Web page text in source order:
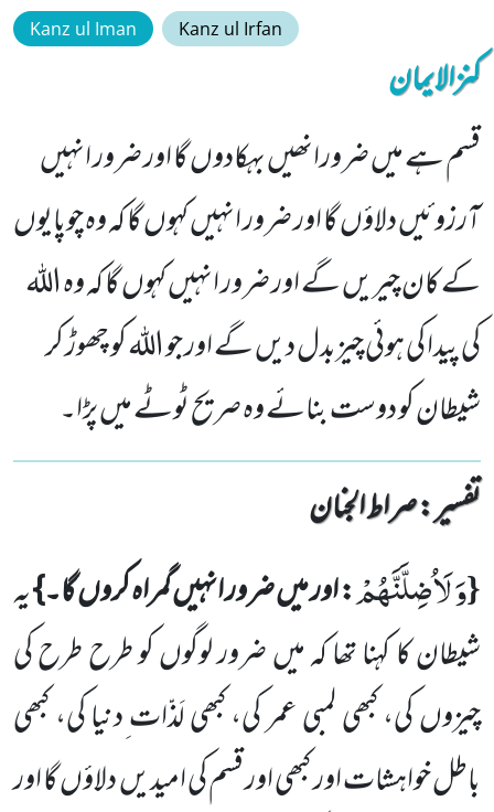
Kanz ul Iman Kanz ul Irfan
کنزالایمان
قسم ہے میں ضرورانھیں بہکادوں گا اور ضرور انہیں
آرزوئیں دلاؤں گا اور ضرور انہیں کہوں گا کہ وہ چوپایوں
کے کان چیریں گے اور ضرور انہیں کہوں گا کہ وہ اللہ
کی پیدا کی ہوئی چیزبدل دیں گے اور جو اللہ کو چھوڑ کر
شیطان کو دوست بنائے وہ صریح ٹوٹے میں پڑا۔
تفسیر : ‎صراط الجنان
{وَ لَاُضِلَّنَّهُمْ: اور میں ضرور انہیں گمراہ کروں گا۔}یہ
شیطان کا کہنا تھا کہ میں ضرور لوگوں کو طرح طرح کی
چیزوں کی، کبھی لمبی عمر کی، کبھی لَذّات ِدنیا کی، کبھی
باطل خواہشات اور کبھی اور قسم کی امیدیں دلاؤں گا اور